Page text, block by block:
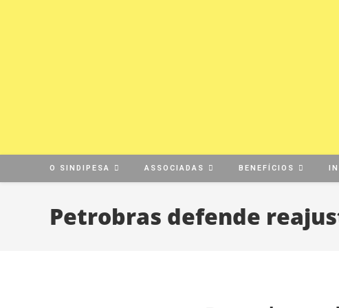
O SINDIPESA ASSOCIADAS BENEFÍCIOS
Petrobras defende